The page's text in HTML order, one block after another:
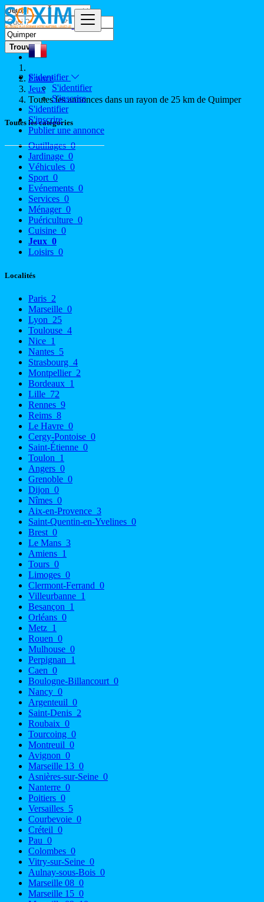
S'identifier
S'identifier
S'inscrire
S'identifier
S'inscrire
Publier une annonce
Trouver
France
Jeux
Toutes les annonces dans un rayon de 25 km de Quimper
Toutes les catégories
Outillages0
Jardinage 0
Véhicules 0
Sport 0
Evénements 0
Services 0
Ménager 0
Puériculture 0
Cuisine 0
Jeux 0
Loisirs 0
Localités
Paris 2
Marseille 0
Lyon 25
Toulouse 4
Nice 1
Nantes 5
Strasbourg 4
Montpellier 2
Bordeaux 1
Lille 72
Rennes 9
Reims 8
Le Havre 0
Cergy-Pontoise 0
Saint-Étienne 0
Toulon 1
Angers 0
Grenoble 0
Dijon 0
Nîmes 0
Aix-en-Provence 3
Saint-Quentin-en-Yvelines 0
Brest 0
Le Mans 3
Amiens 1
Tours 0
Limoges 0
Clermont-Ferrand 0
Villeurbanne 1
Besançon 1
Orléans 0
Metz 1
Rouen 0
Mulhouse 0
Perpignan 1
Caen 0
Boulogne-Billancourt 0
Nancy 0
Argenteuil 0
Saint-Denis 2
Roubaix 0
Tourcoing 0
Montreuil 0
Avignon 0
Marseille 13 0
Asnières-sur-Seine 0
Nanterre 0
Poitiers 0
Versailles 5
Courbevoie 0
Créteil 0
Pau 0
Colombes 0
Vitry-sur-Seine 0
Aulnay-sous-Bois 0
Marseille 08 0
Marseille 15 0